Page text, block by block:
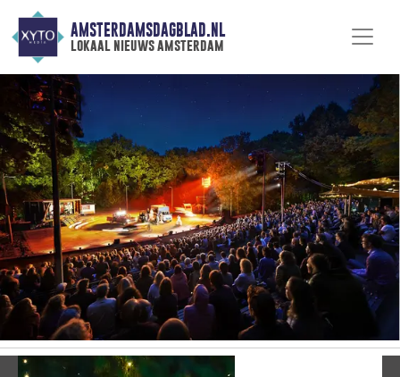
AMSTERDAMSDAGBLAD.NL
lokaal nieuws amsterdam